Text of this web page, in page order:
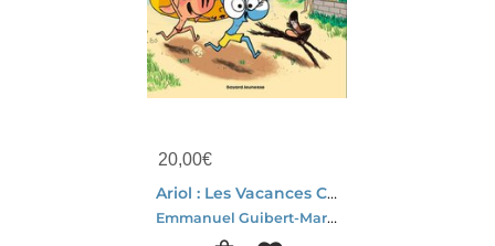
20,00€
Ariol : Les Vacances Chez Papi Et Mamie
Emmanuel Guibert-Marc Boutavant